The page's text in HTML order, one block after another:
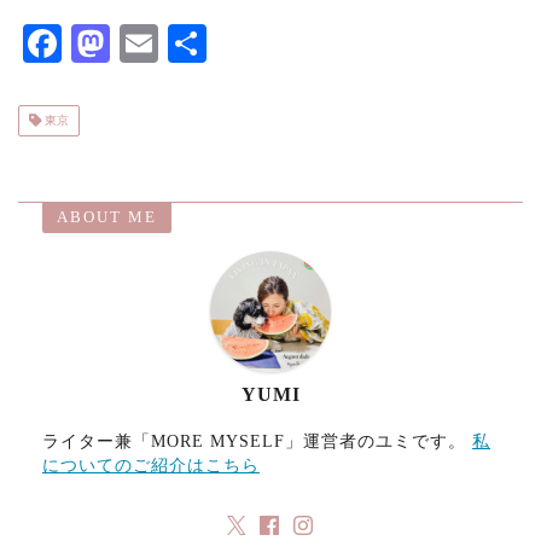
F
eb
o
k
M
o
n
E
東京
ABOUT ME
YUMI
ライター兼「MORE MYSELF」運営者のユミです。 私
についてのご紹介はこちら